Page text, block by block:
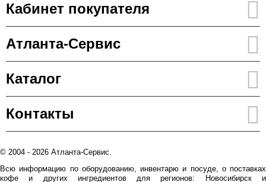
Кабинет покупателя
Атланта-Сервис
Каталог
Контакты
© 2004 - 2026 Атланта-Сервис.
Всю информацию по оборудованию, инвентарю и посуде, о поставках
кофе и других ингредиентов для регионов: Новосибирск и